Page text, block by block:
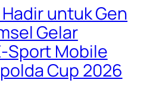
untuk Gen
Gelar
Sport Mobile
Cup 2026